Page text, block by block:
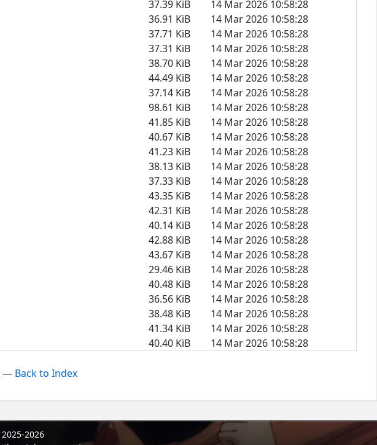
37.39 KiB
14 Mar 2026 10:58:28
36.91 KiB
14 Mar 2026 10:58:28
37.71 KiB
14 Mar 2026 10:58:28
37.31 KiB
14 Mar 2026 10:58:28
38.70 KiB
14 Mar 2026 10:58:28
44.49 KiB
14 Mar 2026 10:58:28
37.14 KiB
14 Mar 2026 10:58:28
98.61 KiB
14 Mar 2026 10:58:28
41.85 KiB
14 Mar 2026 10:58:28
40.67 KiB
14 Mar 2026 10:58:28
41.23 KiB
14 Mar 2026 10:58:28
38.13 KiB
14 Mar 2026 10:58:28
37.33 KiB
14 Mar 2026 10:58:28
43.35 KiB
14 Mar 2026 10:58:28
42.31 KiB
14 Mar 2026 10:58:28
40.14 KiB
14 Mar 2026 10:58:28
42.88 KiB
14 Mar 2026 10:58:28
43.67 KiB
14 Mar 2026 10:58:28
29.46 KiB
14 Mar 2026 10:58:28
40.48 KiB
14 Mar 2026 10:58:28
36.56 KiB
14 Mar 2026 10:58:28
38.48 KiB
14 Mar 2026 10:58:28
41.34 KiB
14 Mar 2026 10:58:28
40.40 KiB 14 Mar 2026 10:58:28
— Back to Index
2026